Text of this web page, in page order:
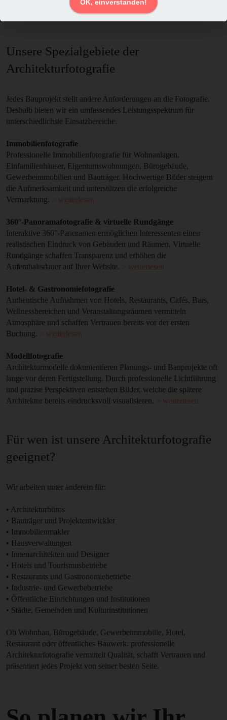
überzeugend vermitteln.
Unsere Spezialgebiete der
Architekturfotografie
Jedes Bauprojekt stellt andere Anforderungen an die Fotografie.
Deshalb bieten wir ein umfassendes Leistungsspektrum für
unterschiedlichste Einsatzbereiche.
Immobilienfotografie
Professionelle Immobilienfotografie für Wohnanlagen,
Einfamilienhäuser, Eigentumswohnungen, Bürogebäude,
Gewerbeimmobilien und Bauträger. Hochwertige Bilder steigern
die Aufmerksamkeit und unterstützen die erfolgreiche
Vermarktung.
> weiterlesen
360°-Panoramafotografie & virtuelle Rundgänge
Interaktive 360°-Panoramen ermöglichen Interessenten einen
realistischen Eindruck von Gebäuden und Räumen. Virtuelle
Rundgänge schaffen Transparenz und erhöhen die
Aufenthaltsdauer auf Ihrer Website.
> weiterlesen
Hotel- & Gastronomiefotografie
Authentische Aufnahmen von Hotels, Restaurants, Cafés, Bars,
Wellnessbereichen und Veranstaltungsräumen vermitteln
Atmosphäre und schaffen Vertrauen bereits vor der ersten
Buchung.
> weiterlesen
Modellfotografie
Architekturmodelle dokumentieren Planungs- und Bauprojekte oft
lange vor deren Fertigstellung. Durch professionelle Lichtführung
und präzise Perspektiven entstehen Bilder, welche die spätere
Architektur bereits eindrucksvoll visualisieren. > weiterlesen
Für wen ist unsere Architekturfotografie
geeignet?
Wir arbeiten unter anderem für:
• Architekturbüros
• Bauträger und Projektentwickler
• Immobilienmakler
• Hausverwaltungen
• Innenarchitekten und Designer
• Hotels und Tourismusbetriebe
• Restaurants und Gastronomiebetriebe
• Industrie- und Gewerbebetriebe
• Öffentliche Einrichtungen und Institutionen
• Städte, Gemeinden und Kulturinstitutionen
Ob Wohnbau, Bürogebäude, Gewerbeimmobilie, Hotel,
Restaurant oder öffentliches Bauwerk: professionelle
Architekturfotografie vermittelt Qualität, schafft Vertrauen und
präsentiert jedes Projekt von seiner besten Seite.
OK, einverstanden!